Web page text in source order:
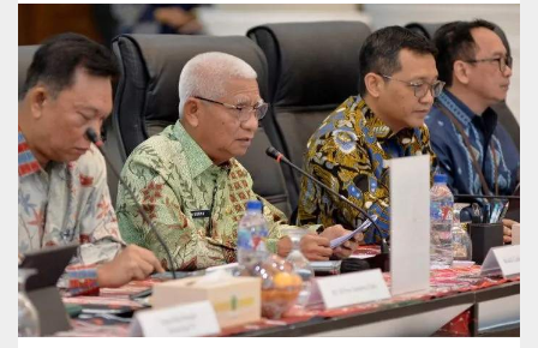
u
t
A
j
a
k
K
e
p
a
l
a
D
a
e
r